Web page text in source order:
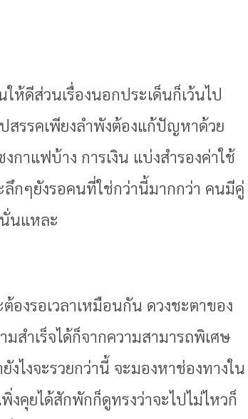
ห้ดีส่วนเรื่องนอกประเด็นก็เว้นไป
รรคเพียงลำพังต้องแก้ปัญหาด้วย
กาแฟบ้าง การเงิน แบ่งสำรองค่าใช้
ลึกๆยังรอคนที่ใช่กว่านี้มากกว่า คนมีคู่
นั่นแหละ
องรอเวลาเหมือนกัน ดวงชะตาของ
สำเร็จได้ก็จากความสามารถพิเศษ
ไงจะรวยกว่านี้ จะมองหาช่องทางใน
งคุยได้สักพักก็ดูทรงว่าจะไปไม่ไหวก็